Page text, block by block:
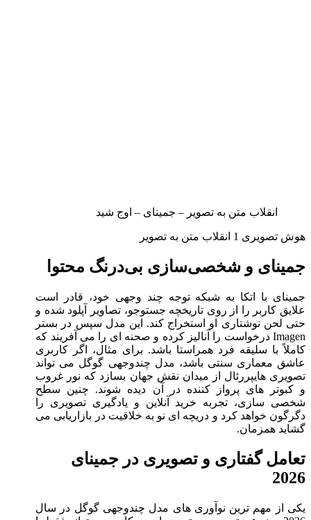
انقلاب متن به تصویر – جمینای – اوج شید
هوش تصویری 1 انقلاب متن به تصویر
جمینای و شخصی‌سازی بی‌درنگ محتوا
جمینای با اتکا به شبکه توجه چند وجهی خود، قادر است
علایق کاربر را از روی تاریخچه جستوجو، تصاویر آپلود شده و
حتی لحن نوشتاری او استخراج کند. این مدل سپس در بستر
Imagen درخواست را آنالیز کرده و صحنه‌ ای را می‌ آفریند که
کاملاً با سلیقه فرد همراستا باشد. برای مثال، اگر کاربری
عاشق معماری سنتی باشد، مدل چندوجهی گوگل می‌ تواند
تصویری هایپررئال از میدان نقش‌ جهان بسازد که نور غروب
و کبوتر های پرواز کننده در آن دیده شوند. چنین سطح
شخصی‌ سازی، تجربه خرید آنلاین و یادگیری تصویری را
دگرگون خواهد کرد و دریچه ‌ای نو به خلاقیت در بازاریابی می
‌گشاید همزمان.
تعامل گفتاری و تصویری در جمینای
2026
یکی از مهم‌ ترین نوآوری‌ های مدل چندوجهی گوگل در سال